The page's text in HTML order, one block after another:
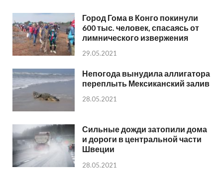
Город Гома в Конго покинули
600 тыс. человек, спасаясь от
лимнического извержения
29.05.2021
Непогода вынудила аллигатора
переплыть Мексиканский залив
28.05.2021
Сильные дожди затопили дома
и дороги в центральной части
Швеции
28.05.2021